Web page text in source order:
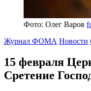
Фото: Олег Варов
Журнал ФОМА Новости
15 февраля
Сретение